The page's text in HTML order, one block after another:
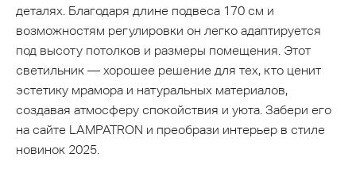
деталях. Благодаря длине подвеса 170 см и
возможностям регулировки он легко адаптируется
под высоту потолков и размеры помещения. Этот
светильник — хорошее решение для тех, кто ценит
эстетику мрамора и натуральных материалов,
создавая атмосферу спокойствия и уюта. Забери его
на сайте LAMPATRON и преобрази интерьер в стиле
новинок 2025.